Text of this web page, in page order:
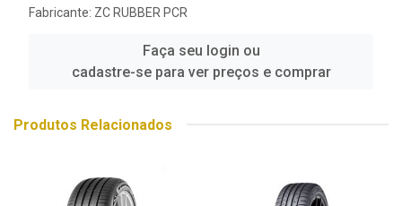
Fabricante: ZC RUBBER PCR
Faça seu login ou
cadastre-se para ver preços e comprar
Produtos Relacionados